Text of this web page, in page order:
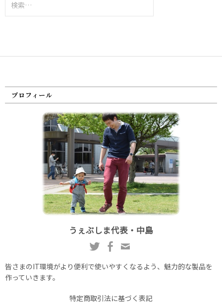
索:
プロフィール
うぇぶしま代表・中島
皆さまのIT環境がより便利で使いやすくなるよう、魅力的な製品を
作っていきます。
特定商取引法に基づく表記